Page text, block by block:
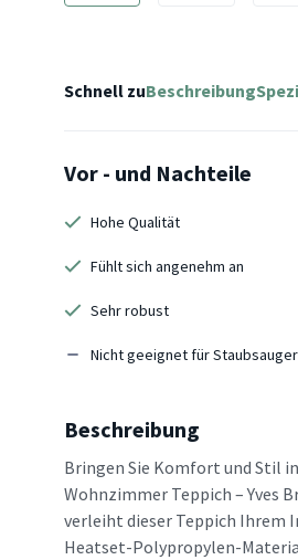
Schnell zuBeschreibung
Vor - und Nachteile
Hohe Qualität
Fühlt sich angenehm an
Sehr robust
Nicht geeignet für
Beschreibung
Bringen Sie Komfort und Stil
Wohnzimmer Teppich – Yves
verleiht dieser Teppich Ihrem
Heatset-Polypropylen-